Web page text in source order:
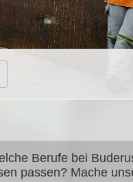
Berufe bei
passen? Mache